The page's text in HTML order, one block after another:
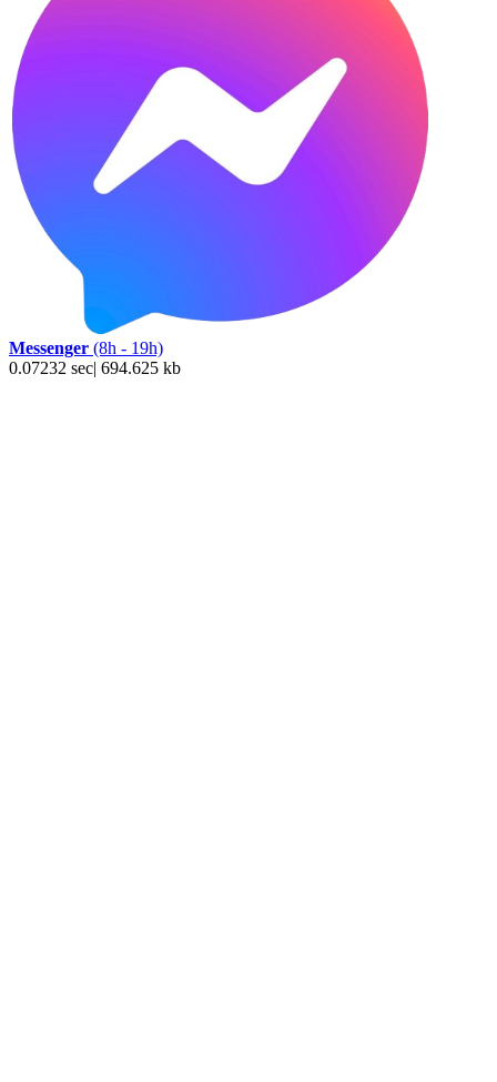
Messenger (8h - 19h)
0.07232 sec| 694.625 kb